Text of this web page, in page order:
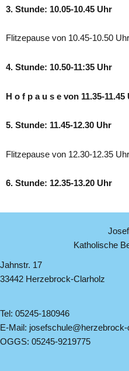
3. Stunde: 10.05-10.45 Uhr
Flitzepause von 10.45-10.50 Uhr
4. Stunde: 10.50-11:35 Uhr
H o f p a u s e von 11.35-11.45
5. Stunde: 11.45-12.30 Uhr
Flitzepause von 12.30-12.35 Uhr
6. Stunde: 12.35-13.20 Uhr
Katholische
Jahnstr. 17
33442 Herzebrock-Clarholz
Tel: 05245-180946
E-Mail:
OGGS: 05245-9219775